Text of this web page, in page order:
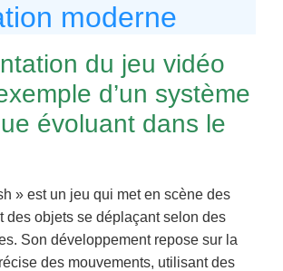
moderne
du jeu vidéo
d’un système
évoluant dans le
» est un jeu qui met en scène des
des objets se déplaçant selon des
Son développement repose sur la
des mouvements, utilisant des